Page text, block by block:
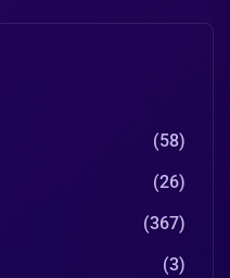
(58)
(26)
(367)
(3)